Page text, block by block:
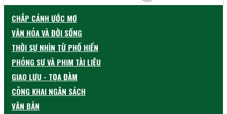
CHẮP CÁNH ƯỚC MƠ
VĂN HÓA VÀ ĐỜI SỐNG
THỜI SỰ NHÌN TỪ PHỐ HIẾN
PHÓNG SỰ VÀ PHIM TÀI LIỆU
GIAO LƯU - TỌA ĐÀM
CÔNG KHAI NGÂN SÁCH
VĂN BẢN